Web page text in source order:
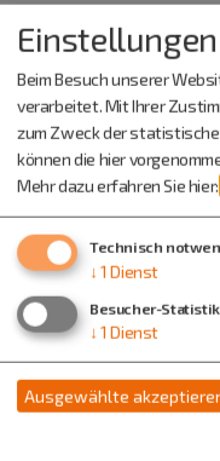
Auch an
Beim Besuch unserer
verarbeitet. Mit Ihrer
zum Zweck der
können die hier
Mehr dazu erfahren Sie
Technisch
↓ 1 Dienst
Besucher-
↓ 1 Dienst
Ausgewählte